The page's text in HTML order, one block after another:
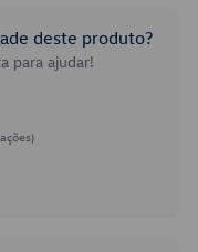
deste produto?
para ajudar!